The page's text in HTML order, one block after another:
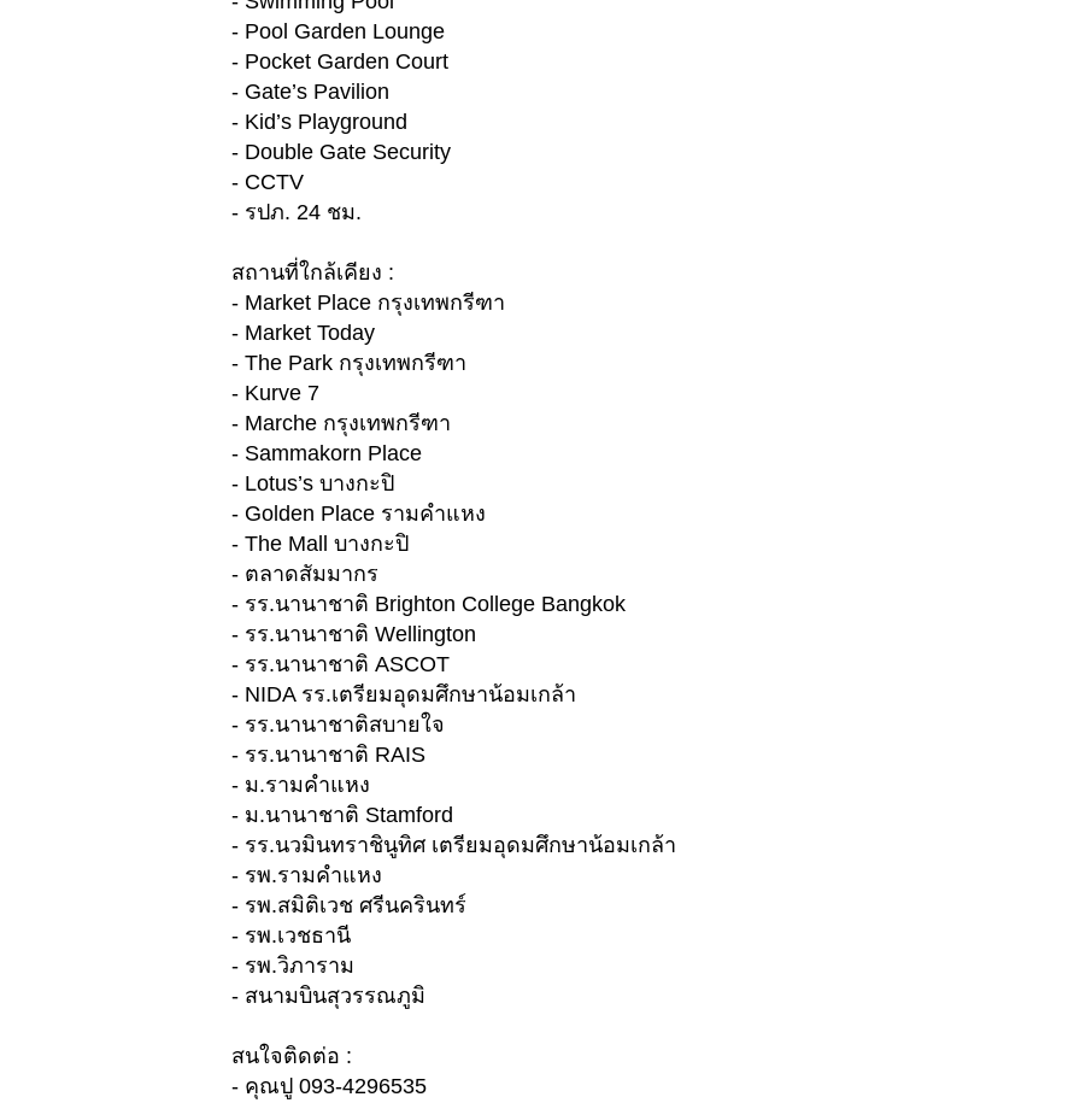
- Pool Garden Lounge
- Pocket Garden Court
- Gate’s Pavilion
- Kid’s Playground
- Double Gate Security
- CCTV
- รปภ. 24 ชม.
สถานที่ใกล้เคียง :
- Market Place กรุงเทพกรีฑา
- Market Today
- The Park กรุงเทพกรีฑา
- Kurve 7
- Marche กรุงเทพกรีฑา
- Sammakorn Place
- Lotus’s บางกะปิ
- Golden Place รามคำแหง
- The Mall บางกะปิ
- ตลาดสัมมากร
- รร.นานาชาติ Brighton College Bangkok
- รร.นานาชาติ Wellington
- รร.นานาชาติ ASCOT
- NIDA รร.เตรียมอุดมศึกษาน้อมเกล้า
- รร.นานาชาติสบายใจ
- รร.นานาชาติ RAIS
- ม.รามคำแหง
- ม.นานาชาติ Stamford
- รร.นวมินทราชินูทิศ เตรียมอุดมศึกษาน้อมเกล้า
- รพ.รามคำแหง
- รพ.สมิติเวช ศรีนครินทร์
- รพ.เวชธานี
- รพ.วิภาราม
- สนามบินสุวรรณภูมิ
สนใจติดต่อ :
- คุณปู 093-4296535